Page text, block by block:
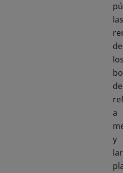
las
de
los
de
a
y